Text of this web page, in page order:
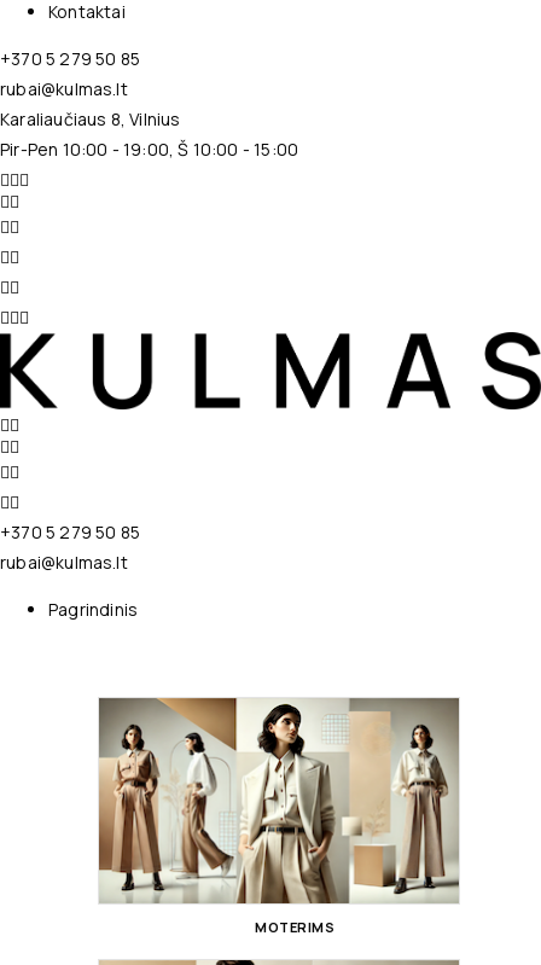
Kontaktai
+370 5 279 50 85
rubai@kulmas.lt
Karaliaučiaus 8, Vilnius
Pir-Pen 10:00 - 19:00, Š 10:00 - 15:00
+370 5 279 50 85
rubai@kulmas.lt
Pagrindinis
MOTERIMS